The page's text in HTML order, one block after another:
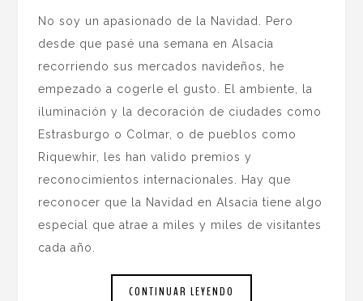
No soy un apasionado de la Navidad. Pero
desde que pasé una semana en Alsacia
recorriendo sus mercados navideños, he
empezado a cogerle el gusto. El ambiente, la
iluminación y la decoración de ciudades como
Estrasburgo o Colmar, o de pueblos como
Riquewhir, les han valido premios y
reconocimientos internacionales. Hay que
reconocer que la Navidad en Alsacia tiene algo
especial que atrae a miles y miles de visitantes
cada año.
CONTINUAR LEYENDO